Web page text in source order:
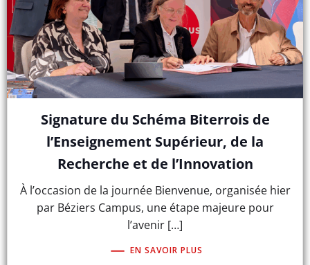
Signature du Schéma Biterrois de
l’Enseignement Supérieur, de la
Recherche et de l’Innovation
À l’occasion de la journée Bienvenue, organisée hier
par Béziers Campus, une étape majeure pour
l’avenir […]
EN SAVOIR PLUS